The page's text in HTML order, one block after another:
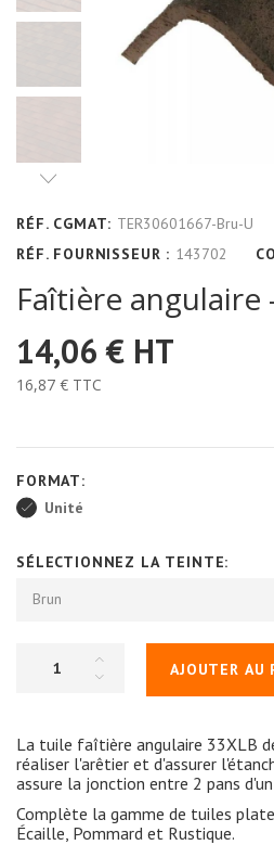
RÉF. CGMAT: TER30601667-Bru-U
RÉF. FOURNISSEUR : 143702
Faîtière angulaire
14,06 € HT
16,87 € TTC
FORMAT:
Unité
SÉLECTIONNEZ LA TEINTE:
Brun
AJOUTER AU
La tuile faîtière angulaire 33XLB
réaliser l'arêtier et d'assurer
assure la jonction entre 2 pans
Complète la gamme de tuiles
Écaille, Pommard et Rustique.